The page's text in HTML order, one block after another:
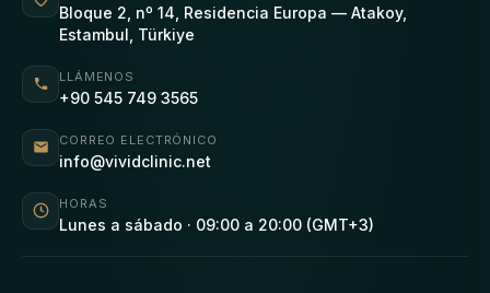
Bloque 2, nº 14, Residencia Europa — Atakoy,
Estambul, Türkiye
LLÁMENOS
+90 545 749 3565
CORREO ELECTRÓNICO
info@vividclinic.net
HORAS
Lunes a sábado · 09:00 a 20:00 (GMT+3)